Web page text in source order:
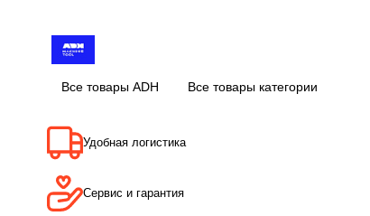
Все товары ADH Все товары категории
Удобная логистика
Сервис и гарантия